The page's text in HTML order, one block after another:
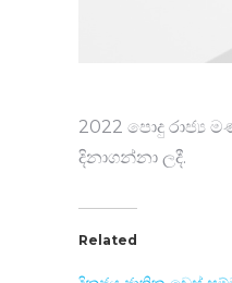
2022 පොදු රාජ්‍ය
දිනාගන්නා ලදී.
Related